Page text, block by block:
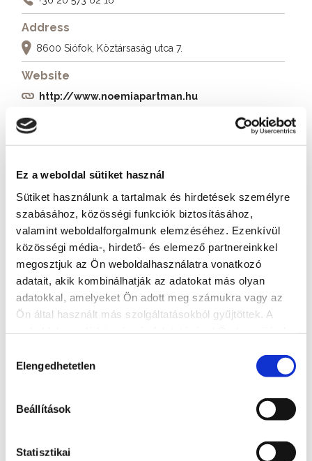
Ez a weboldal sütiket használ
Sütiket használunk a tartalmak és hirdetések személyre
szabásához, közösségi funkciók biztosításához,
valamint weboldalforgalmunk elemzéséhez. Ezenkívül
közösségi média-, hirdető- és elemező partnereinkkel
megosztjuk az Ön weboldalhasználatra vonatkozó
adatait, akik kombinálhatják az adatokat más olyan
adatokkal, amelyeket Ön adott meg számukra vagy az
Ön által használt más szolgáltatásokból gyűjtöttek. A
kiválasztása
Elengedhetetlen
Beállítások
Statisztikai
Address
8600 Siófok, Köztársaság utca 7.
Website
http://www.noemiapartman.hu
8600, Siófok, Szent László utca 185.
reservation@aranypartcamping.hu